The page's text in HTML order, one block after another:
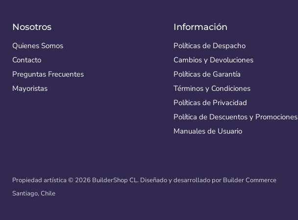
Nosotros
Quienes Somos
Contacto
Preguntas Frecuentes
Mayoristas
Información
Políticas de Despacho
Cambios y Devoluciones
Políticas de Garantía
Términos y Condiciones
Políticas de Privacidad
Política de Descuentos y Promociones
Manuales de Usuario
Propiedad artística © 2026 BuilderShop CL. Diseñado y desarrollado por Builder Commerce
Santiago, Chile